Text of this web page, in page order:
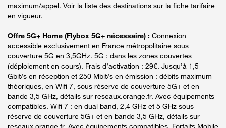
maximum/appel. Voir la liste des destinations sur la fiche tarifaire
en vigueur.
Offre 5G+ Home (Flybox 5G+ nécessaire) : Connexion
accessible exclusivement en France métropolitaine sous
couverture 5G en 3,5GHz. 5G : dans les zones couvertes
(déploiement en cours). Frais d’activation : 29€. Jusqu’à 1,5
Gbit/s en réception et 250 Mbit/s en émission : débits maximum
théoriques, en Wifi 7, sous réserve de couverture 5G+ et en
bande 3,5 GHz, détails sur reseaux.orange.fr. Avec équipements
compatibles. Wifi 7 : en dual band, 2,4 GHz et 5 GHz sous
réserve de couverture 5G+ et en bande 3,5 GHz, détails sur
reseaux.orange.fr. Avec équipements compatibles. Forfaits Mobile